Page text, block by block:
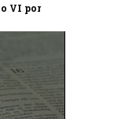
VI por